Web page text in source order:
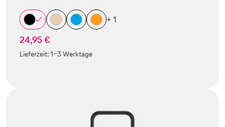
+ 1
24,95 €
Lieferzeit:1-3 Werktage